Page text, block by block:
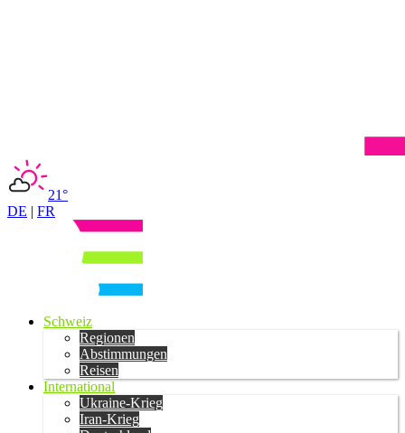
21°
DE | FR
Schweiz
Regionen
Abstimmungen
Reisen
International
Ukraine-Krieg
Iran-Krieg